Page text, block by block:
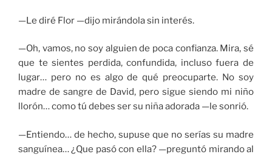
—Le diré Flor —dijo mirándola sin interés.
—Oh, vamos, no soy alguien de poca confianza. Mira, sé
que te sientes perdida, confundida, incluso fuera de
lugar… pero no es algo de qué preocuparte. No soy
madre de sangre de David, pero sigue siendo mi niño
llorón… como tú debes ser su niña adorada —le sonrió.
—Entiendo… de hecho, supuse que no serías su madre
sanguínea… ¿Que pasó con ella? —preguntó mirando al